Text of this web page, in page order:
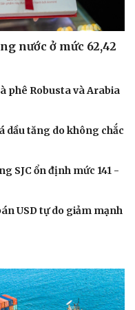
nước ở mức 62,42
phê Robusta và Arabia
dầu tăng do không chắc
SJC ổn định mức 141 -
USD tự do giảm mạnh